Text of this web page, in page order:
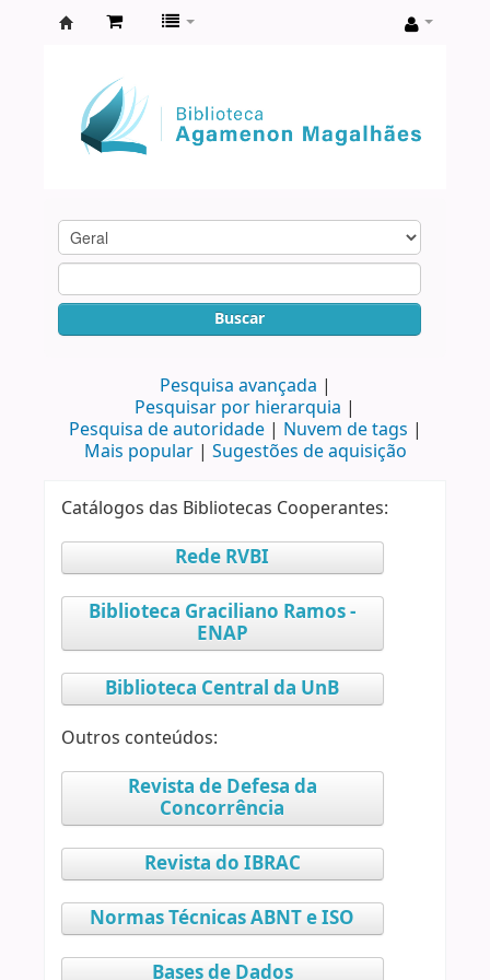
Agamenon
Magalhães
Buscar
Pesquisa avançada
Pesquisar por hierarquia
Pesquisa de autoridade
Nuvem de tags
Mais popular
Sugestões de aquisição
Catálogos das Bibliotecas Cooperantes:
Rede RVBI
Biblioteca Graciliano Ramos -
ENAP
Biblioteca Central da UnB
Outros conteúdos:
Revista de Defesa da
Concorrência
Revista do IBRAC
Normas Técnicas ABNT e ISO
Bases de Dados